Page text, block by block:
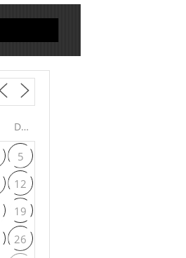
DG
5
12
19
26